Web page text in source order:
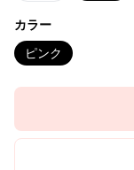
カラー
ピンク